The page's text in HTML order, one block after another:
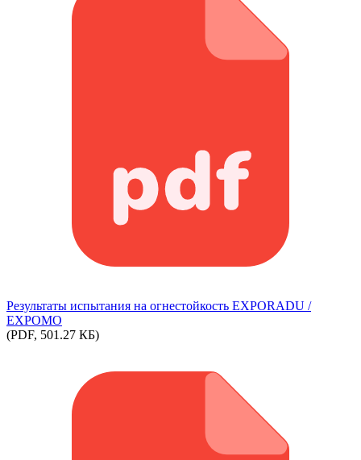
Результаты испытания на огнестойкость EXPORADU /
EXPOMO
(PDF, 501.27 КБ)